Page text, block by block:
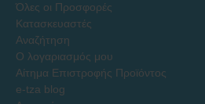
Όλες οι Προσφορές
Κατασκευαστές
Αναζήτηση
Ο λογαριασμός μου
Αίτημα Επιστροφής Προϊόντος
e-tza blog